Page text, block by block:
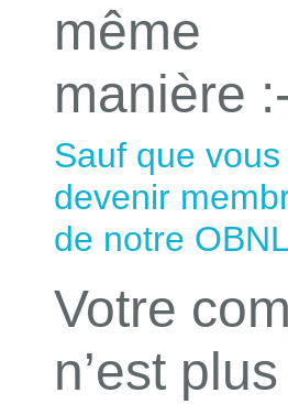
même
manière
Sauf que
devenir
de notre OBNL
Votre
n’est